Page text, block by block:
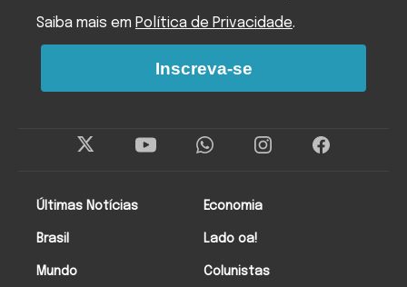
Últimas Notícias
Brasil
Mundo
Economia
Lado oa!
Colunistas
Saiba mais em Política de Privacidade.
Inscreva-se